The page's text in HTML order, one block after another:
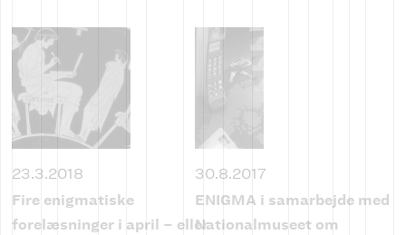
23.3.2018
Fire enigmatiske
forelæsninger i april – eller
30.8.2017
ENIGMA i samarbejde med
Nationalmuseet om